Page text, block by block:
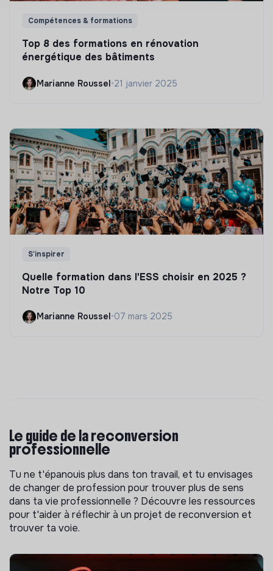
Compétences & formations
Top 8 des formations en rénovation
énergétique des bâtiments
Marianne Roussel•21 janvier 2025
S'inspirer
Quelle formation dans l'ESS choisir en 2025 ?
Notre Top 10
Marianne Roussel •07 mars 2025
Le guide de la reconversion
professionnelle
Tu ne t'épanouis plus dans ton travail, et tu envisages
de changer de profession pour trouver plus de sens
dans ta vie professionnelle ? Découvre les ressources
pour t'aider à réflechir à un projet de reconversion et
trouver ta voie.